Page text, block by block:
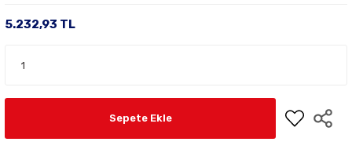
5.232,93 TL
Sepete Ekle